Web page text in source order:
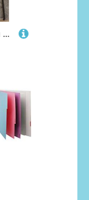
Zeugnismappe Meerjungfrau Wollfilz Mit Namen W128